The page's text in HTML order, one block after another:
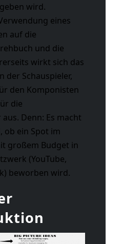
wird.
eines
auf die
und die
wirkt sich das
der Schauspieler,
den Komponisten
die
Denn: Es macht
ob ein Spot im
großem Budget in
(YouTube,
beworben wird.